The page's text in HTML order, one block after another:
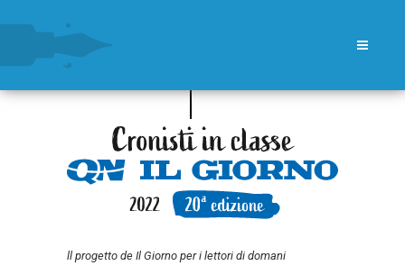
ll progetto de Il Giorno per i lettori di domani